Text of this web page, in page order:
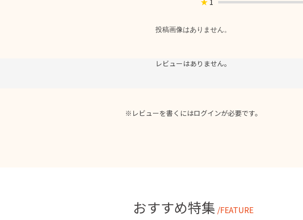
投稿画像はありません。
レビューはありません。
※レビューを書くにはログインが必要です。
おすすめ特集 /FEATURE